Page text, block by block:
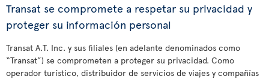
Transat se compromete a respetar su privacidad y
proteger su información personal
Transat A.T. Inc. y sus filiales (en adelante denominados como
“Transat”) se comprometen a proteger su privacidad. Como
operador turístico, distribuidor de servicios de viajes y compañías